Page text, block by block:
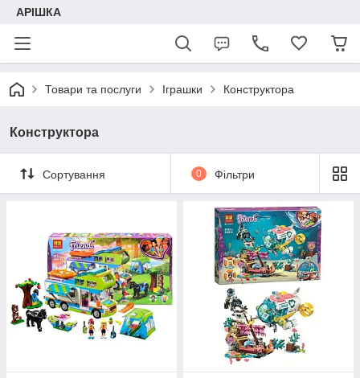
АРІШКА
Товари та послуги Іграшки Конструктора
Конструктора
Сортування 0 Фільтри